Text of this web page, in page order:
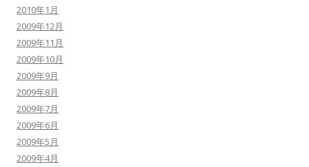
2010年1月
2009年12月
2009年11月
2009年10月
2009年9月
2009年8月
2009年7月
2009年6月
2009年5月
2009年4月